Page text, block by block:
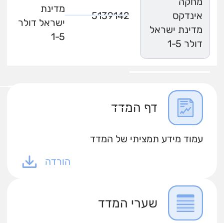
אינדקס
מדינת ישראל
דולר 1-5
5139142
מדינת
ישראל דולר
1-5
דף המדד
עמוד מידע תמציתי של המדד
הורדה
שערי המדד